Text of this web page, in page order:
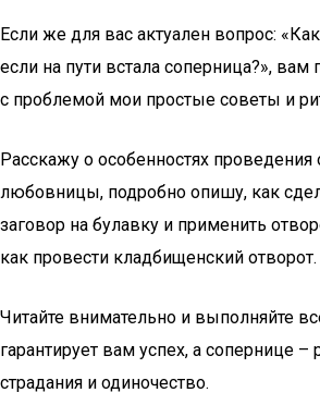
Если же для вас актуален вопрос:
если на пути встала соперница?», вам
с проблемой мои простые советы и
Расскажу о особенностях проведения
любовницы, подробно опишу, как
заговор на булавку и применить
как провести кладбищенский отворот.
Читайте внимательно и выполняйте
гарантирует вам успех, а сопернице –
страдания и одиночество.